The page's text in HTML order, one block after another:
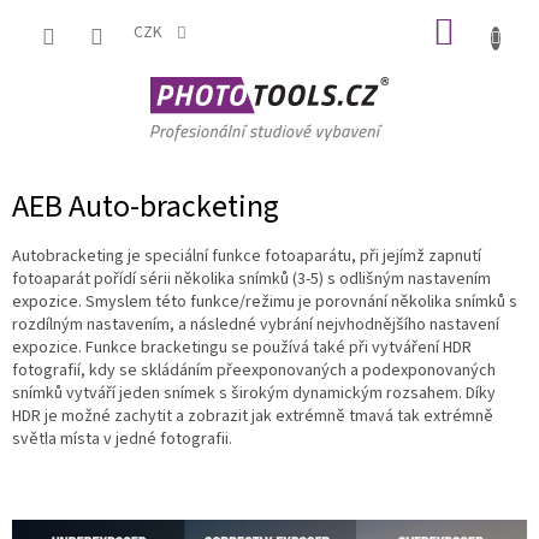
CZK
AEB Auto-bracketing
Autobracketing je speciální funkce fotoaparátu, při jejímž zapnutí
fotoaparát pořídí sérii několika snímků (3-5) s odlišným nastavením
expozice. Smyslem této funkce/režimu je porovnání několika snímků s
rozdílným nastavením, a následné vybrání nejvhodnějšího nastavení
expozice. Funkce bracketingu se používá také při vytváření HDR
fotografií, kdy se skládáním přeexponovaných a podexponovaných
snímků vytváří jeden snímek s širokým dynamickým rozsahem. Díky
HDR je možné zachytit a zobrazit jak extrémně tmavá tak extrémně
světla místa v jedné fotografii.